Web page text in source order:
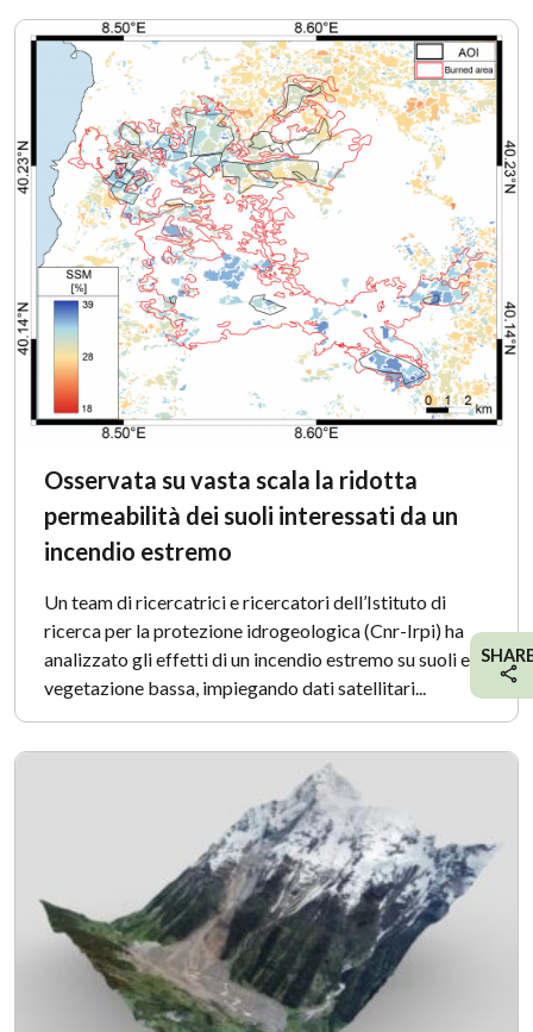
Osservata su vasta scala la ridotta
permeabilità dei suoli interessati da un
incendio estremo
Un team di ricercatrici e ricercatori dell’Istituto di
ricerca per la protezione idrogeologica (Cnr-Irpi) ha
analizzato gli effetti di un incendio estremo su suoli e
vegetazione bassa, impiegando dati satellitari...